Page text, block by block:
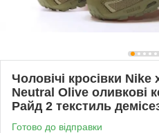
Чоловічі кросівки
Neutral Olive оливкові
Райд 2 текстиль
Готово до відправки